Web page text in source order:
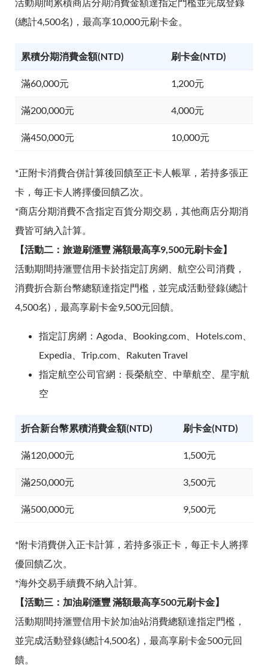
(總計4,500名)，最高享10,000元刷卡金。
累積分期消費金額(NTD) 刷卡金(NTD)
滿60,000元 1,200元
滿200,000元 4,000元
滿450,000元 10,000元
*正附卡消費合併計算後回饋至正卡人帳單，若持多張正
卡，每正卡人將擇優回饋乙次。
*商店分期消費不含指定百貨分期交易，其他商店分期消
費皆可納入計算。
【活動二：旅遊刷滙豐 滿額最高享9,500元刷卡金】
活動期間持滙豐信用卡於指定訂房網、航空公司消費，
消費折合新台幣總額達指定門檻，並完成活動登錄(總計
4,500名)，最高享刷卡金9,500元回饋。
指定訂房網：Agoda、Booking.com、Hotels.com、
Expedia、Trip.com、Rakuten Travel
指定航空公司官網：長榮航空、中華航空、星宇航
空
折合新台幣累積消費金額(NTD) 刷卡金(NTD)
滿120,000元 1,500元
滿250,000元 3,500元
滿500,000元 9,500元
*附卡消費併入正卡計算，若持多張正卡，每正卡人將擇
優回饋乙次。
*海外交易手續費不納入計算。
【活動三：加油刷滙豐 滿額最高享500元刷卡金】
活動期間持滙豐信用卡於加油站消費總額達指定門檻，
並完成活動登錄(總計4,500名)，最高享刷卡金500元回
饋。